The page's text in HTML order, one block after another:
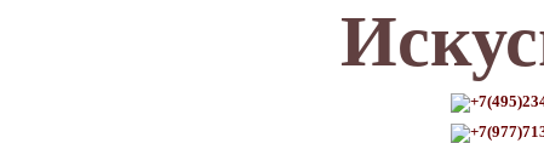
Только для Вас промокод на